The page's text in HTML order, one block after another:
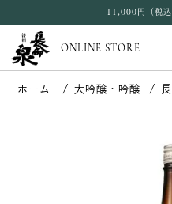
11,000円（税
ONLINE STORE
大吟醸・吟醸